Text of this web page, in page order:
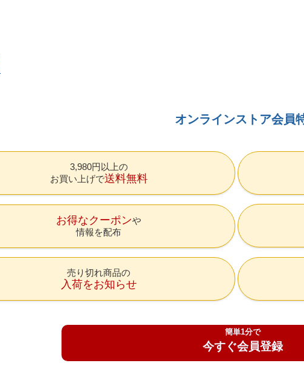
オンラインストア会員
3,980円以上の
お買い上げで送料無料
お得なクーポン
情報を配布
売り切れ商品の
入荷をお知らせ
簡単1分で
今すぐ会員登録